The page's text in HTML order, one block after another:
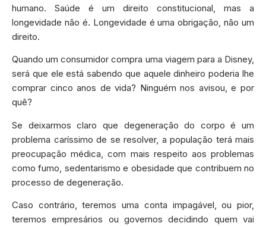
humano. Saúde é um direito constitucional, mas a
longevidade não é. Longevidade é uma obrigação, não um
direito.
Quando um consumidor compra uma viagem para a Disney,
será que ele está sabendo que aquele dinheiro poderia lhe
comprar cinco anos de vida? Ninguém nos avisou, e por
quê?
Se deixarmos claro que degeneração do corpo é um
problema caríssimo de se resolver, a população terá mais
preocupação médica, com mais respeito aos problemas
como fumo, sedentarismo e obesidade que contribuem no
processo de degeneração.
Caso contrário, teremos uma conta impagável, ou pior,
teremos empresários ou governos decidindo quem vai